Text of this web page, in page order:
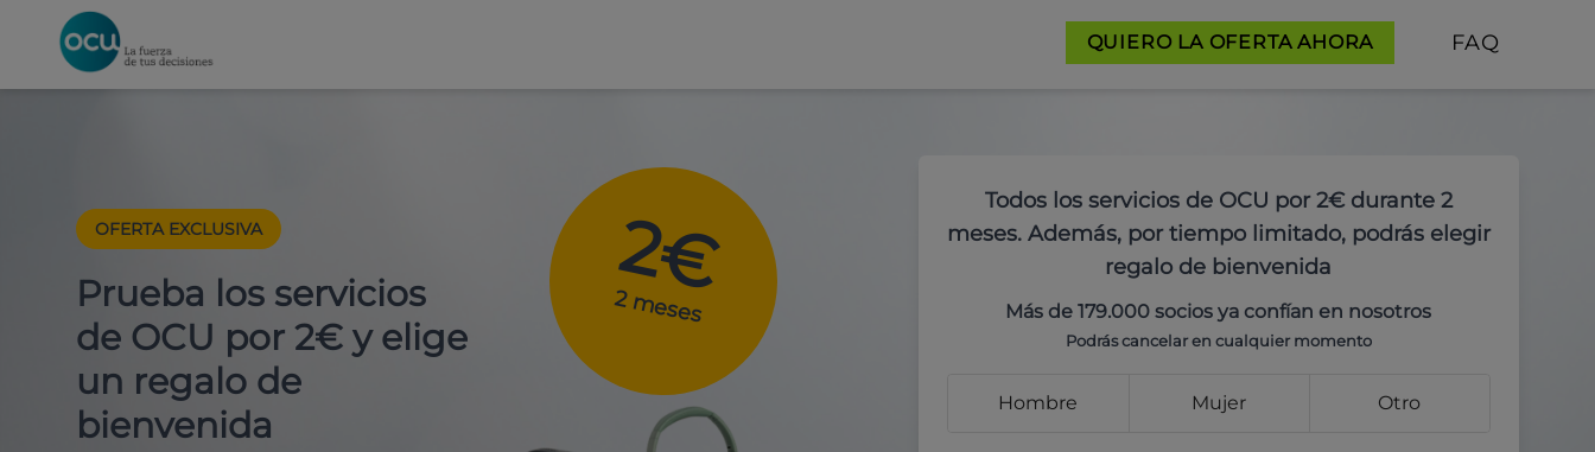
QUIERO LA OFERTA AHORA FAQ
OFERTA EXCLUSIVA
Prueba los servicios
de OCU por 2€ y elige
un regalo de
bienvenida
2€
2 meses
Todos los servicios de OCU por 2€ durante 2
meses. Además, por tiempo limitado, podrás elegir
regalo de bienvenida
Más de 179.000 socios ya confían en nosotros
Podrás cancelar en cualquier momento
Hombre Mujer Otro